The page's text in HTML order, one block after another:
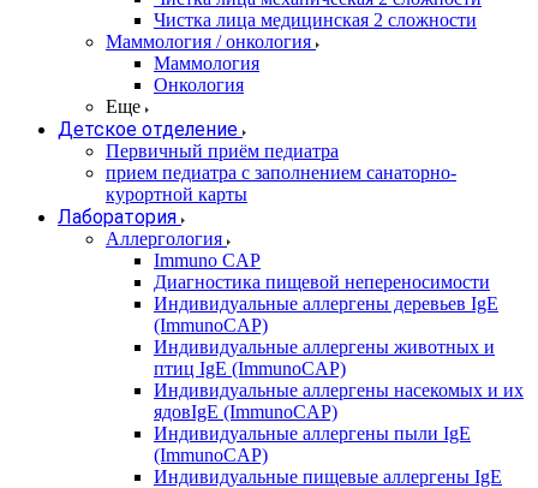
Чистка лица медицинская 2 сложности
Маммология / онкология
Маммология
Онкология
Еще
Детское отделение
Первичный приём педиатра
прием педиатра с заполнением санаторно-
курортной карты
Лаборатория
Аллергология
Immuno CAP
Диагностика пищевой непереносимости
Индивидуальные аллергены деревьев IgE
(ImmunoCAP)
Индивидуальные аллергены животных и
птиц IgE (ImmunoCAP)
Индивидуальные аллергены насекомых и их
ядовIgE (ImmunoCAP)
Индивидуальные аллергены пыли IgE
(ImmunoCAP)
Индивидуальные пищевые аллергены IgE